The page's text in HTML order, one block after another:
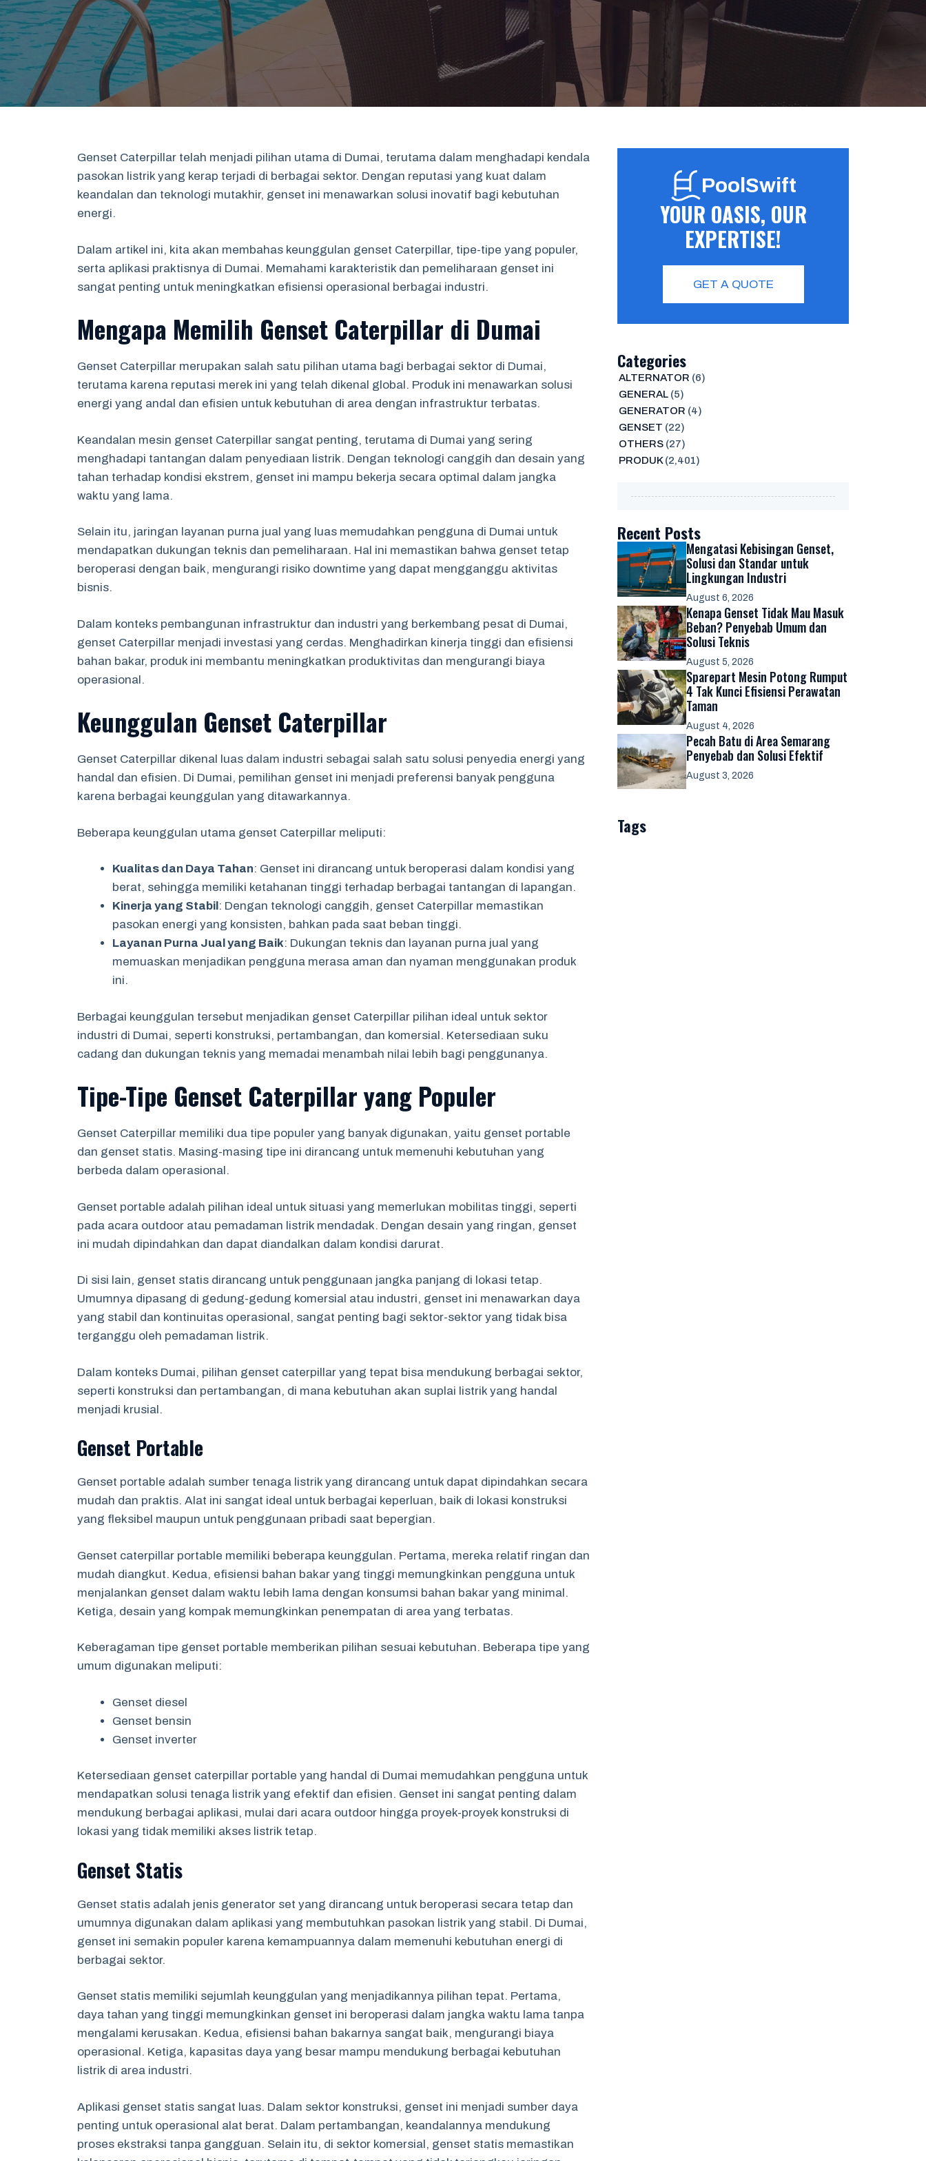
Genset Caterpillar telah menjadi pilihan utama di Dumai, terutama dalam menghadapi kendala
pasokan listrik yang kerap terjadi di berbagai sektor. Dengan reputasi yang kuat dalam
keandalan dan teknologi mutakhir, genset ini menawarkan solusi inovatif bagi kebutuhan
energi.
Dalam artikel ini, kita akan membahas keunggulan genset Caterpillar, tipe-tipe yang populer,
serta aplikasi praktisnya di Dumai. Memahami karakteristik dan pemeliharaan genset ini
sangat penting untuk meningkatkan efisiensi operasional berbagai industri.
Mengapa Memilih Genset Caterpillar di Dumai
Genset Caterpillar merupakan salah satu pilihan utama bagi berbagai sektor di Dumai,
terutama karena reputasi merek ini yang telah dikenal global. Produk ini menawarkan solusi
energi yang andal dan efisien untuk kebutuhan di area dengan infrastruktur terbatas.
Keandalan mesin genset Caterpillar sangat penting, terutama di Dumai yang sering
menghadapi tantangan dalam penyediaan listrik. Dengan teknologi canggih dan desain yang
tahan terhadap kondisi ekstrem, genset ini mampu bekerja secara optimal dalam jangka
waktu yang lama.
Selain itu, jaringan layanan purna jual yang luas memudahkan pengguna di Dumai untuk
mendapatkan dukungan teknis dan pemeliharaan. Hal ini memastikan bahwa genset tetap
beroperasi dengan baik, mengurangi risiko downtime yang dapat mengganggu aktivitas
bisnis.
Dalam konteks pembangunan infrastruktur dan industri yang berkembang pesat di Dumai,
genset Caterpillar menjadi investasi yang cerdas. Menghadirkan kinerja tinggi dan efisiensi
bahan bakar, produk ini membantu meningkatkan produktivitas dan mengurangi biaya
operasional.
Keunggulan Genset Caterpillar
Genset Caterpillar dikenal luas dalam industri sebagai salah satu solusi penyedia energi yang
handal dan efisien. Di Dumai, pemilihan genset ini menjadi preferensi banyak pengguna
karena berbagai keunggulan yang ditawarkannya.
Beberapa keunggulan utama genset Caterpillar meliputi:
Kualitas dan Daya Tahan: Genset ini dirancang untuk beroperasi dalam kondisi yang
berat, sehingga memiliki ketahanan tinggi terhadap berbagai tantangan di lapangan.
Kinerja yang Stabil: Dengan teknologi canggih, genset Caterpillar memastikan
pasokan energi yang konsisten, bahkan pada saat beban tinggi.
Layanan Purna Jual yang Baik: Dukungan teknis dan layanan purna jual yang
memuaskan menjadikan pengguna merasa aman dan nyaman menggunakan produk
ini.
Berbagai keunggulan tersebut menjadikan genset Caterpillar pilihan ideal untuk sektor
industri di Dumai, seperti konstruksi, pertambangan, dan komersial. Ketersediaan suku
cadang dan dukungan teknis yang memadai menambah nilai lebih bagi penggunanya.
Tipe-Tipe Genset Caterpillar yang Populer
Genset Caterpillar memiliki dua tipe populer yang banyak digunakan, yaitu genset portable
dan genset statis. Masing-masing tipe ini dirancang untuk memenuhi kebutuhan yang
berbeda dalam operasional.
Genset portable adalah pilihan ideal untuk situasi yang memerlukan mobilitas tinggi, seperti
pada acara outdoor atau pemadaman listrik mendadak. Dengan desain yang ringan, genset
ini mudah dipindahkan dan dapat diandalkan dalam kondisi darurat.
Di sisi lain, genset statis dirancang untuk penggunaan jangka panjang di lokasi tetap.
Umumnya dipasang di gedung-gedung komersial atau industri, genset ini menawarkan daya
yang stabil dan kontinuitas operasional, sangat penting bagi sektor-sektor yang tidak bisa
terganggu oleh pemadaman listrik.
Dalam konteks Dumai, pilihan genset caterpillar yang tepat bisa mendukung berbagai sektor,
seperti konstruksi dan pertambangan, di mana kebutuhan akan suplai listrik yang handal
menjadi krusial.
Genset Portable
Genset portable adalah sumber tenaga listrik yang dirancang untuk dapat dipindahkan secara
mudah dan praktis. Alat ini sangat ideal untuk berbagai keperluan, baik di lokasi konstruksi
yang fleksibel maupun untuk penggunaan pribadi saat bepergian.
Genset caterpillar portable memiliki beberapa keunggulan. Pertama, mereka relatif ringan dan
mudah diangkut. Kedua, efisiensi bahan bakar yang tinggi memungkinkan pengguna untuk
menjalankan genset dalam waktu lebih lama dengan konsumsi bahan bakar yang minimal.
Ketiga, desain yang kompak memungkinkan penempatan di area yang terbatas.
Keberagaman tipe genset portable memberikan pilihan sesuai kebutuhan. Beberapa tipe yang
umum digunakan meliputi:
Genset diesel
Genset bensin
Genset inverter
Ketersediaan genset caterpillar portable yang handal di Dumai memudahkan pengguna untuk
mendapatkan solusi tenaga listrik yang efektif dan efisien. Genset ini sangat penting dalam
mendukung berbagai aplikasi, mulai dari acara outdoor hingga proyek-proyek konstruksi di
lokasi yang tidak memiliki akses listrik tetap.
Genset Statis
Genset statis adalah jenis generator set yang dirancang untuk beroperasi secara tetap dan
umumnya digunakan dalam aplikasi yang membutuhkan pasokan listrik yang stabil. Di Dumai,
genset ini semakin populer karena kemampuannya dalam memenuhi kebutuhan energi di
berbagai sektor.
Genset statis memiliki sejumlah keunggulan yang menjadikannya pilihan tepat. Pertama,
daya tahan yang tinggi memungkinkan genset ini beroperasi dalam jangka waktu lama tanpa
mengalami kerusakan. Kedua, efisiensi bahan bakarnya sangat baik, mengurangi biaya
operasional. Ketiga, kapasitas daya yang besar mampu mendukung berbagai kebutuhan
listrik di area industri.
Aplikasi genset statis sangat luas. Dalam sektor konstruksi, genset ini menjadi sumber daya
penting untuk operasional alat berat. Dalam pertambangan, keandalannya mendukung
proses ekstraksi tanpa gangguan. Selain itu, di sektor komersial, genset statis memastikan
PoolSwift
YOUR OASIS, OUR
EXPERTISE!
GET A QUOTE
Categories
ALTERNATOR (6)
GENERAL(5)
GENERATOR (4)
GENSET (22)
OTHERS(27)
PRODUK(2,401)
Recent Posts
Mengatasi Kebisingan Genset,
Solusi dan Standar untuk
Lingkungan Industri
August 6, 2026
Kenapa Genset Tidak Mau Masuk
Beban? Penyebab Umum dan
Solusi Teknis
August 5, 2026
Sparepart Mesin Potong Rumput
4 Tak Kunci Efisiensi Perawatan
Taman
August 4, 2026
Pecah Batu di Area Semarang
Penyebab dan Solusi Efektif
August 3, 2026
Tags